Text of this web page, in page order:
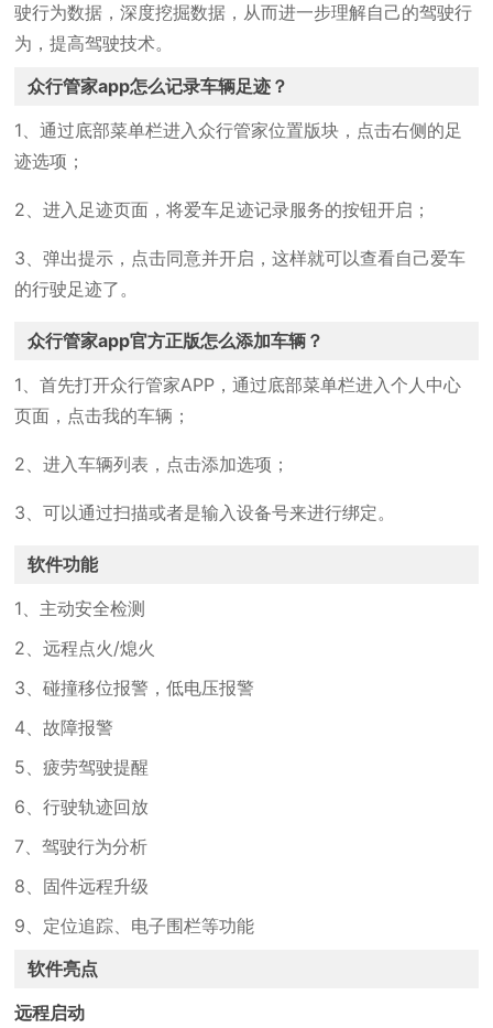
驶行为数据，深度挖掘数据，从而进一步理解自己的驾驶行
为，提高驾驶技术。
众行管家app怎么记录车辆足迹？
1、通过底部菜单栏进入众行管家位置版块，点击右侧的足
迹选项；
2、进入足迹页面，将爱车足迹记录服务的按钮开启；
3、弹出提示，点击同意并开启，这样就可以查看自己爱车
的行驶足迹了。
众行管家app官方正版怎么添加车辆？
1、首先打开众行管家APP，通过底部菜单栏进入个人中心
页面，点击我的车辆；
2、进入车辆列表，点击添加选项；
3、可以通过扫描或者是输入设备号来进行绑定。
软件功能
1、主动安全检测
2、远程点火/熄火
3、碰撞移位报警，低电压报警
4、故障报警
5、疲劳驾驶提醒
6、行驶轨迹回放
7、驾驶行为分析
8、固件远程升级
9、定位追踪、电子围栏等功能
软件亮点
远程启动